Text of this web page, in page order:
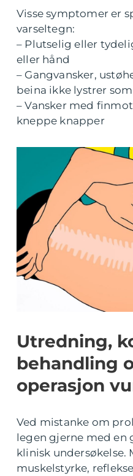
Visse symptomer er
varseltegn:
– Plutselig eller
eller hånd
– Gangvansker,
beina ikke lystrer
– Vansker med
kneppe knapper
Utredning,
behandling
operasjon
Ved mistanke om
legen gjerne med en
klinisk undersøkelse.
muskelstyrke,